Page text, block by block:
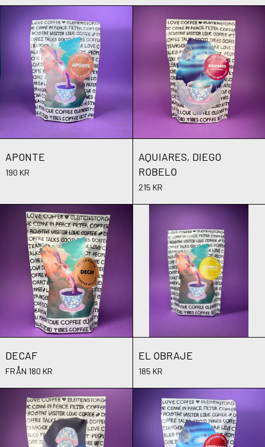
APONTE
190 KR
AQUIARES, DIEGO
ROBELO
215 KR
DECAF
DECAF
FRÅN 180 KR
EL OBRAJE
EL OBRAJE
185 KR
JUANACHUTE, SANTA MARIA